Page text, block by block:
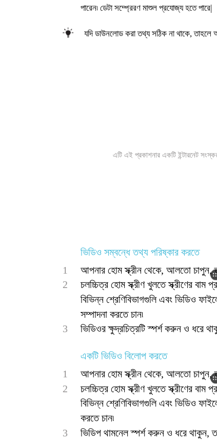
পারেন৷ ডেটা সম্প্রেরণ মাশুল প্রযোজ্য হতে পারে|
যদি ডাউনলোড করা তথ্য সঠিক না থাকে, তাহলে
এটি এই প্রকাশনার একটি ইন্টারনেট
ভিডিও সম্বন্ধে তথ্য পরিষ্কার করতে
1
আপনার হোম স্ক্রীন থেকে, আলতো চাপুন,
2
চলচ্চিত্র হোম স্ক্রীণ খুলতে স্ক্রীণের বাম
বিভিন্ন শ্রেণিবিভাগগুলি এবং ভিডিও
সম্পাদনা করতে চান৷
3
ভিডিওর ক্ষুদ্রচিত্রটি স্পর্শ করুন ও ধরে
একটি ভিডিও বিলোপ করতে
1
আপনার হোম স্ক্রীন থেকে, আলতো চাপুন,
2
চলচ্চিত্র হোম স্ক্রীণ খুলতে স্ক্রীণের বাম
বিভিন্ন শ্রেণিবিভাগগুলি এবং ভিডিও
করতে চান৷
3
ভিডিপ থামনেল স্পর্শ করুন ও ধরে থাকুন,